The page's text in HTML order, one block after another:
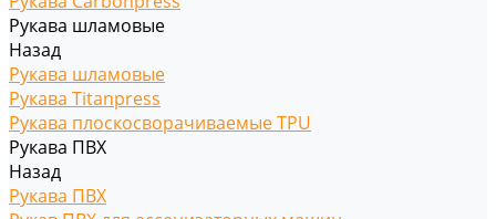
Рукава шламовые
Назад
Рукава шламовые
Рукава Titanpress
Рукава плоскосворачиваемые TPU
Рукава ПВХ
Назад
Рукава ПВХ